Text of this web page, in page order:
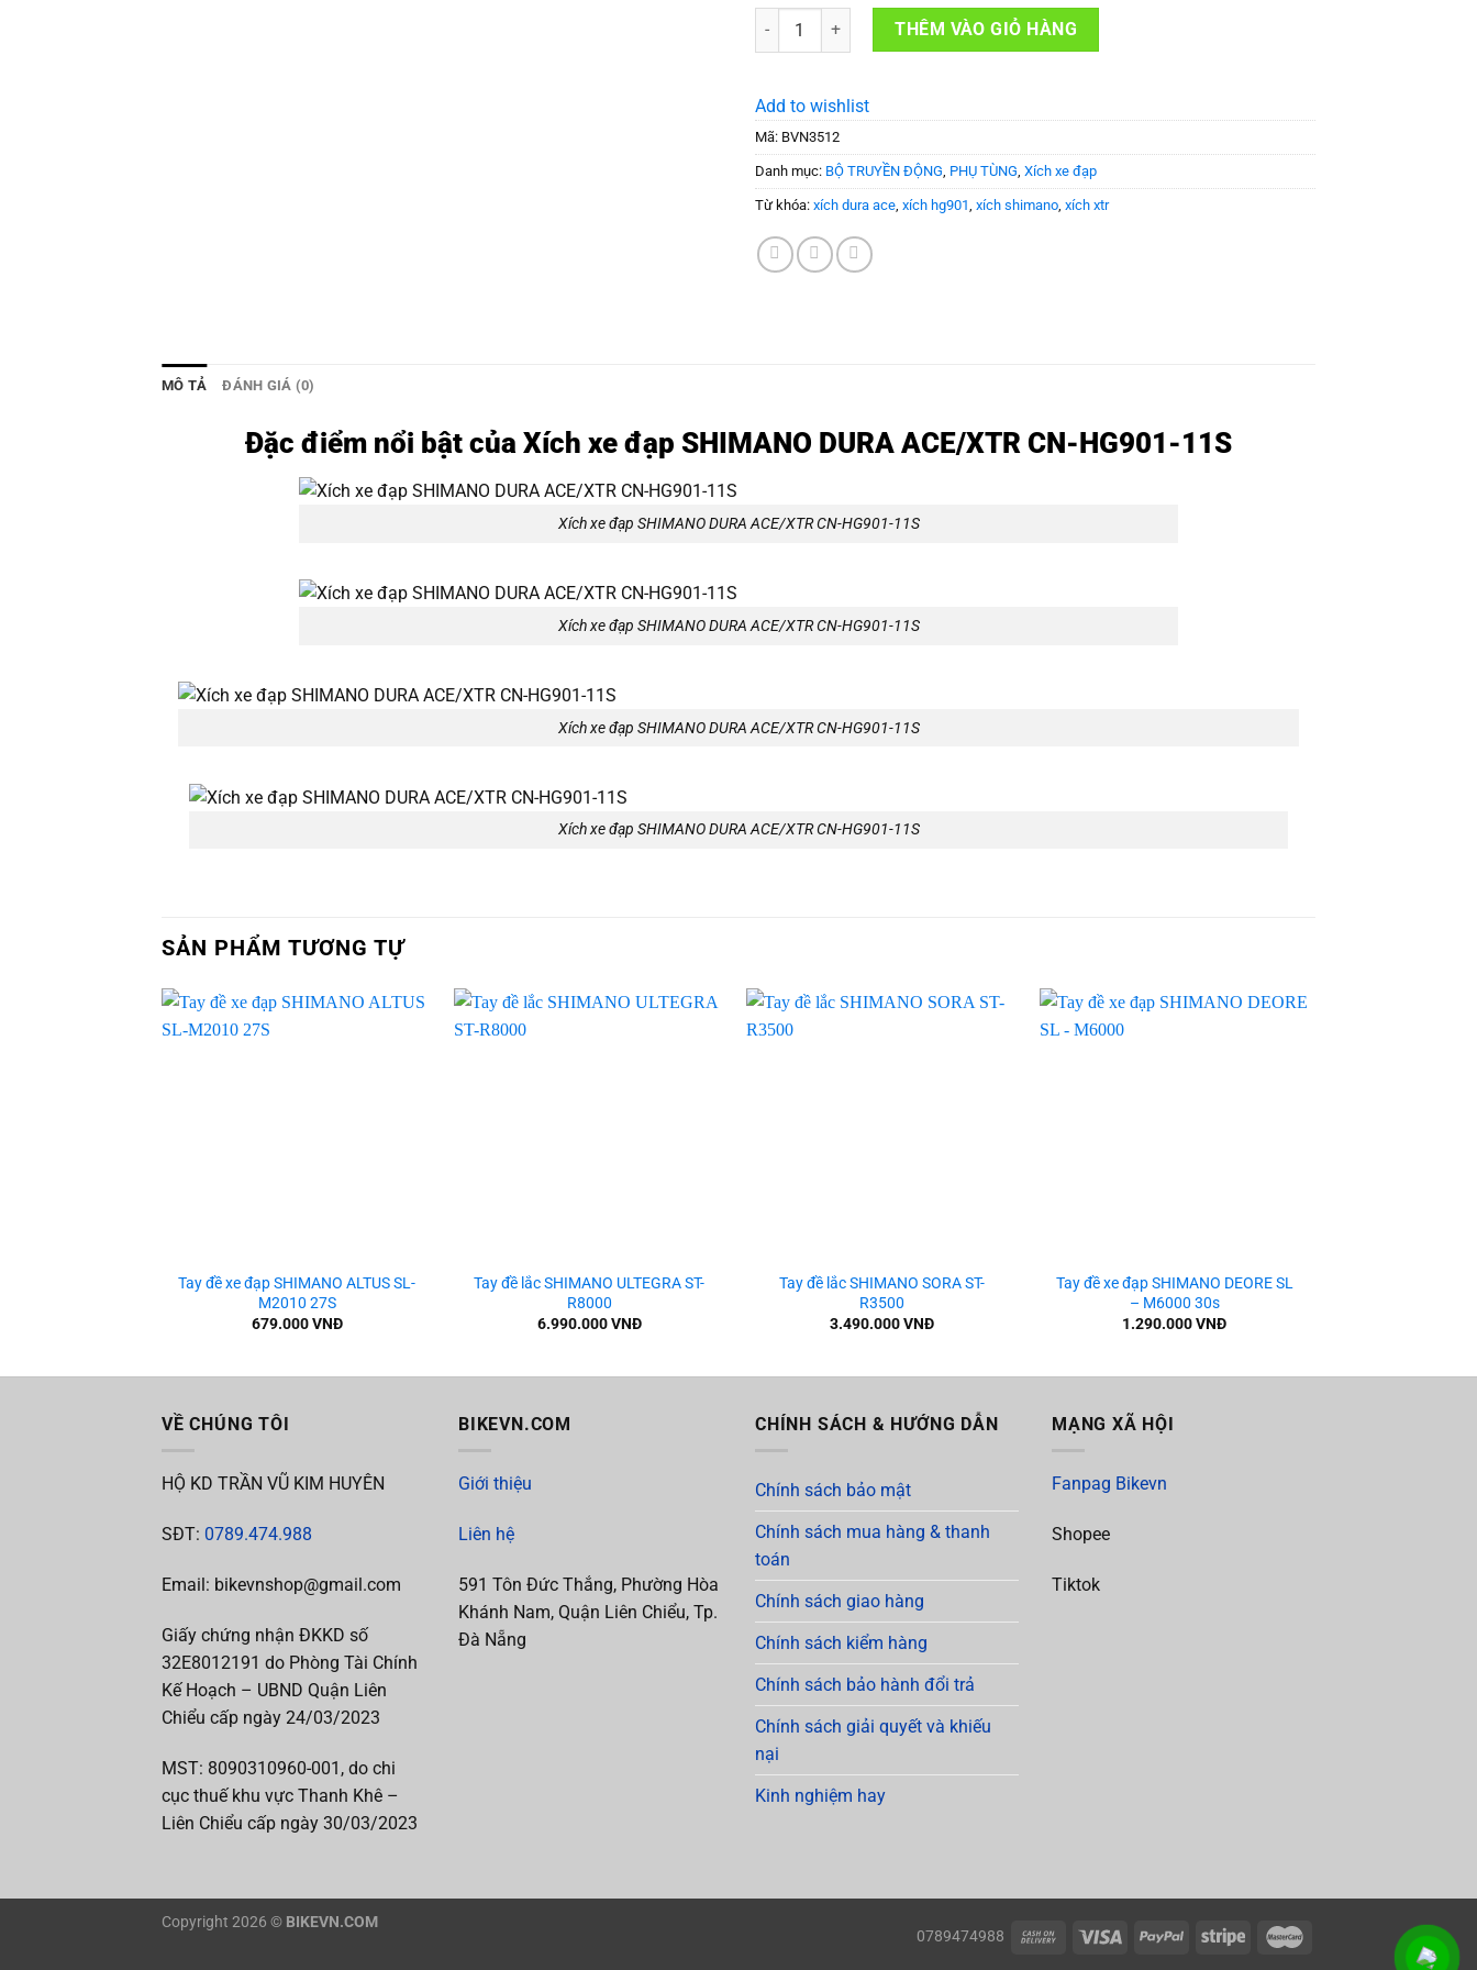
Xích xe đạp SHIMANO DURA ACE/XTR CN-HG901-11S số lượng
THÊM VÀO GIỎ HÀNG
Add to wishlist
Mã: BVN3512
Danh mục: BỘ TRUYỀN ĐỘNG, PHỤ TÙNG, Xích xe đạp
Từ khóa: xích dura ace, xích hg901, xích shimano, xích xtr
MÔ TẢ ĐÁNH GIÁ (0)
Đặc điểm nổi bật của Xích xe đạp SHIMANO DURA ACE/XTR CN-HG901-11S
Xích xe đạp SHIMANO DURA ACE/XTR CN-HG901-11S
Xích xe đạp SHIMANO DURA ACE/XTR CN-HG901-11S
Xích xe đạp SHIMANO DURA ACE/XTR CN-HG901-11S
Xích xe đạp SHIMANO DURA ACE/XTR CN-HG901-11S
SẢN PHẨM TƯƠNG TỰ
Tay đề xe đạp SHIMANO ALTUS SL-
M2010 27S
679.000VNĐ
Tay đề lắc SHIMANO ULTEGRA ST-
R8000
6.990.000VNĐ
Tay đề lắc SHIMANO SORA ST-
R3500
3.490.000VNĐ
Tay đề xe đạp SHIMANO DEORE SL
– M6000 30s
1.290.000VNĐ
VỀ CHÚNG TÔI
HỘ KD TRẦN VŨ KIM HUYÊN
SĐT: 0789.474.988
Email: bikevnshop@gmail.com
Giấy chứng nhận ĐKKD số
32E8012191 do Phòng Tài Chính
Kế Hoạch – UBND Quận Liên
Chiểu cấp ngày 24/03/2023
MST: 8090310960-001, do chi
cục thuế khu vực Thanh Khê –
Liên Chiểu cấp ngày 30/03/2023
BIKEVN.COM
Giới thiệu
Liên hệ
591 Tôn Đức Thắng, Phường Hòa
Khánh Nam, Quận Liên Chiểu, Tp.
Đà Nẵng
CHÍNH SÁCH & HƯỚNG DẪN
Chính sách bảo mật
Chính sách mua hàng & thanh
toán
Chính sách giao hàng
Chính sách kiểm hàng
Chính sách bảo hành đổi trả
Chính sách giải quyết và khiếu
nại
Kinh nghiệm hay
MẠNG XÃ HỘI
Fanpag Bikevn
Shopee
Tiktok
0789474988
Copyright 2026 © BIKEVN.COM